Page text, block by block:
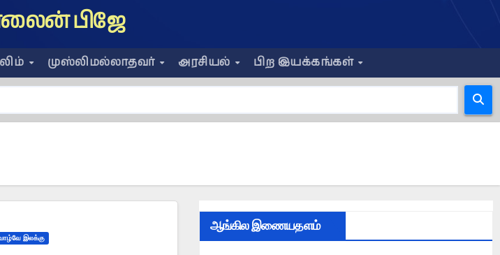
பிஜே
முஸ்லிமல்லாதவர் அரசியல் பிற இயக்கங்கள்
இலக்கு
ஆங்கில இணையதளம்